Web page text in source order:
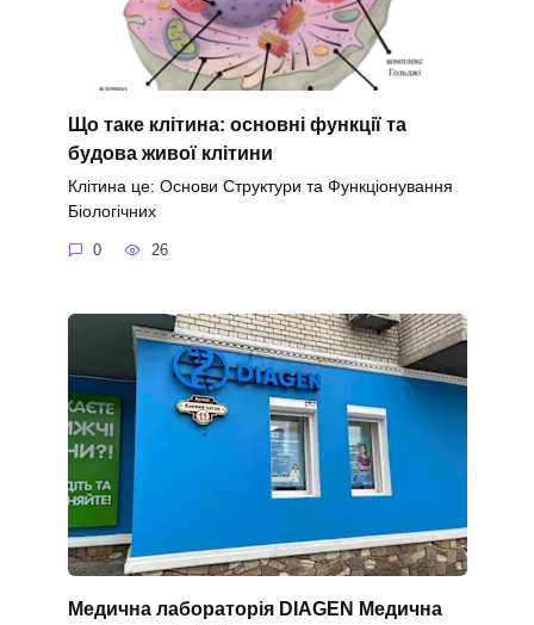
Що таке клітина: основні функції та
будова живої клітини
Клітина це: Основи Структури та Функціонування
Біологічних
0 26
Медична лабораторія DIAGEN Медична